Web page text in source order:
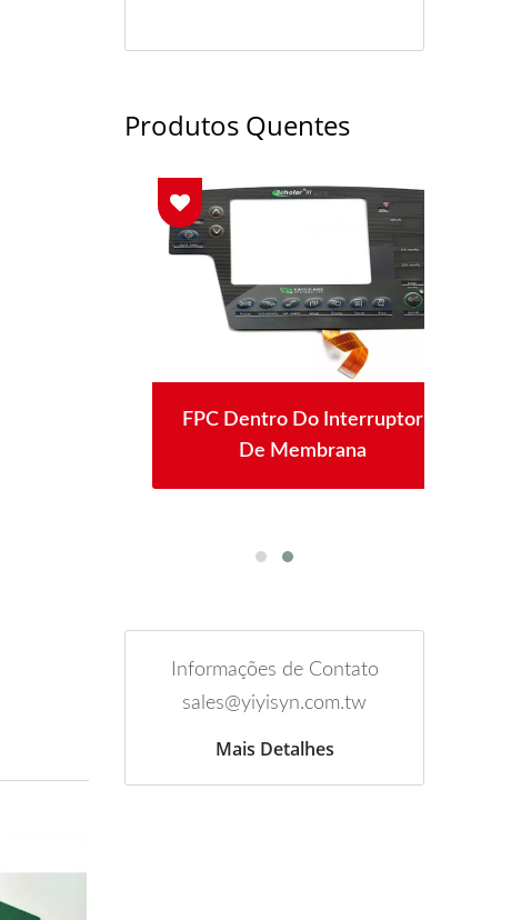
Produtos Quentes
FPC Dentro Do Interruptor
De Membrana
Informações de Contato
sales@yiyisyn.com.tw
Mais Detalhes